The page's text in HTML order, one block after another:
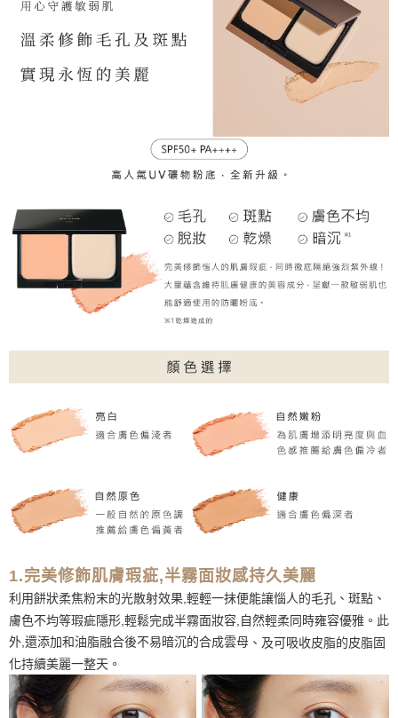
宅配
每筆NT$120，滿NT$2,000(含以上)免運費
每筆NT$250
每筆NT$120，滿NT$2,000(含以上)免運費
1.完美修飾肌膚瑕疵,半霧面妝感持久美麗
利用餅狀柔焦粉末的光散射效果,輕輕一抹便能讓惱人的毛孔、斑點、
膚色不均等瑕疵隱形,輕鬆完成半霧面妝容,自然輕柔同時雍容優雅。此
外,還添加和油脂融合後不易暗沉的合成雲母 、及可吸收皮脂的皮脂固
化持續美麗一整天。